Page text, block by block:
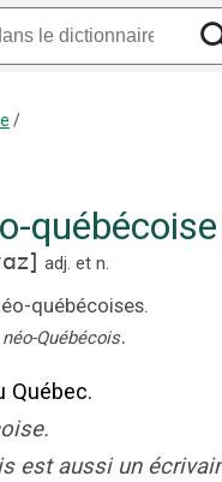
/
québécoise
] adj. et n.
québécoises.
néo-Québécois.
Québec.
est aussi un